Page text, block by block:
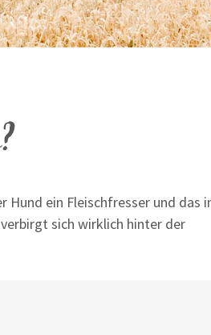
ein Fleischfresser und das
sich wirklich hinter der